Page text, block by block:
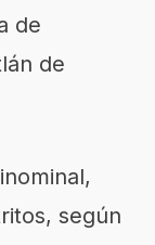
de
de
según